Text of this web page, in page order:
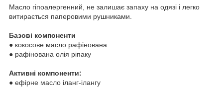
Масло гіпоалергенний, не залишає запаху на одязі і легко
витирається паперовими рушниками.
Базові компоненти
● кокосове масло рафінована
● рафінована олія ріпаку
Активні компоненти:
● ефірне масло іланг-ілангу